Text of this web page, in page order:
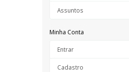
Assuntos
Minha Conta
Entrar
Cadastro